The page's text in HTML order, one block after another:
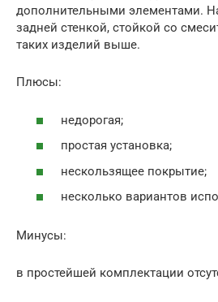
дополнительными элементами.
задней стенкой, стойкой со
таких изделий выше.
Плюсы:
недорогая;
простая установка;
нескользящее покрытие;
несколько вариантов
Минусы:
в простейшей комплектации